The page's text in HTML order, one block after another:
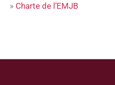
» Charte de l’EMJB